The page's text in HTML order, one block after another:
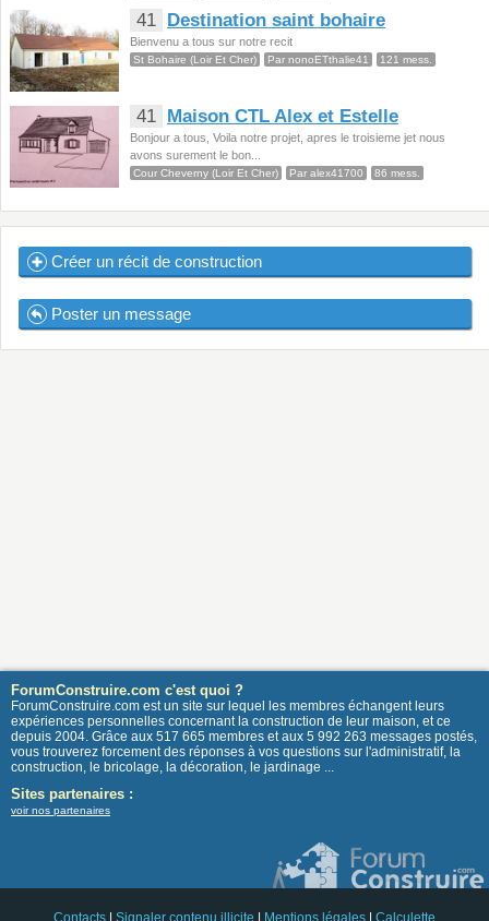
41 Destination saint bohaire
Bienvenu a tous sur notre recit
St Bohaire (Loir Et Cher) Par nonoETthalie41 121 mess.
41 Maison CTL Alex et Estelle
Bonjour a tous, Voila notre projet, apres le troisieme jet nous
avons surement le bon...
Cour Cheverny (Loir Et Cher) Par alex41700 86 mess.
Créer un récit de construction
Poster un message
ForumConstruire.com c'est quoi ?
ForumConstruire.com est un site sur lequel les membres échangent leurs
expériences personnelles concernant la construction de leur maison, et ce
depuis 2004. Grâce aux 517 665 membres et aux 5 992 263 messages postés,
vous trouverez forcement des réponses à vos questions sur l'administratif, la
construction, le bricolage, la décoration, le jardinage ...
Sites partenaires :
voir nos partenaires